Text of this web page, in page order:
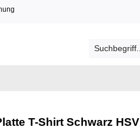
T-Shirt Schwarz HSV